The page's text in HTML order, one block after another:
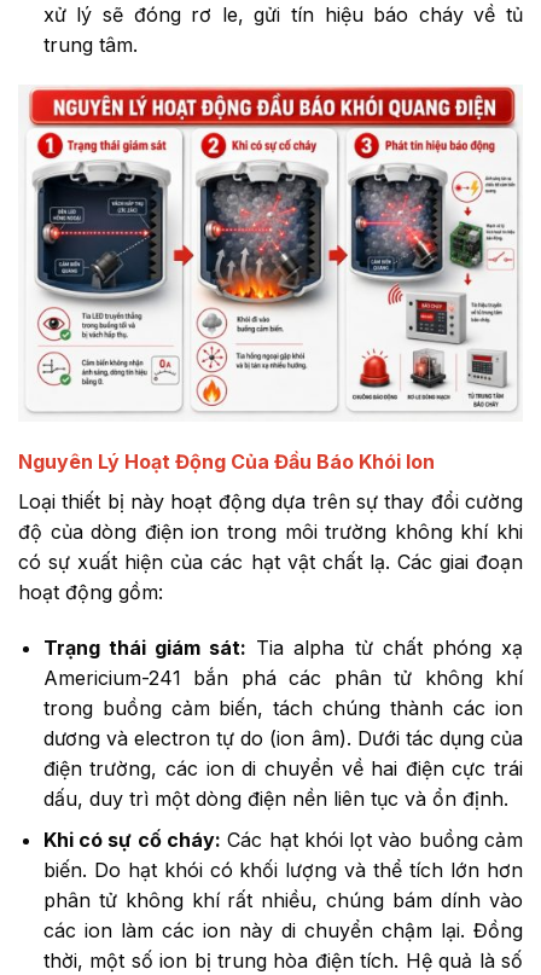
xử lý sẽ đóng rơ le, gửi tín hiệu báo cháy về tủ
trung tâm.
Nguyên Lý Hoạt Động Của Đầu Báo Khói Ion
Loại thiết bị này hoạt động dựa trên sự thay đổi cường
độ của dòng điện ion trong môi trường không khí khi
có sự xuất hiện của các hạt vật chất lạ. Các giai đoạn
hoạt động gồm:
Trạng thái giám sát: Tia alpha từ chất phóng xạ
Americium-241 bắn phá các phân tử không khí
trong buồng cảm biến, tách chúng thành các ion
dương và electron tự do (ion âm). Dưới tác dụng của
điện trường, các ion di chuyển về hai điện cực trái
dấu, duy trì một dòng điện nền liên tục và ổn định.
Khi có sự cố cháy: Các hạt khói lọt vào buồng cảm
biến. Do hạt khói có khối lượng và thể tích lớn hơn
phân tử không khí rất nhiều, chúng bám dính vào
các ion làm các ion này di chuyển chậm lại. Đồng
thời, một số ion bị trung hòa điện tích. Hệ quả là số